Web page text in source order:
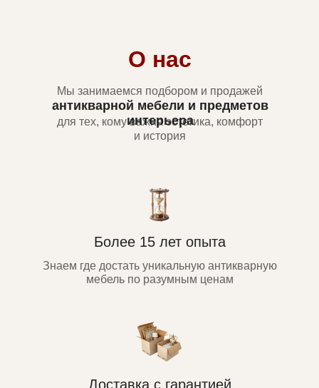
О нас
для тех, кому важна эстетика, комфорт
и история
Мы занимаемся подбором и продажей
антикварной мебели и предметов
интерьера
Знаем где достать уникальную антикварную
мебель по разумным ценам
Более 15 лет опыта
Доставка с гарантией